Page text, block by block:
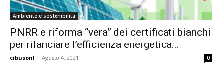
Ambiente e sostenibilità
PNRR e riforma “vera” dei certificati bianchi
per rilanciare l’efficienza energetica...
cibusonl - Agosto 4, 2021 0